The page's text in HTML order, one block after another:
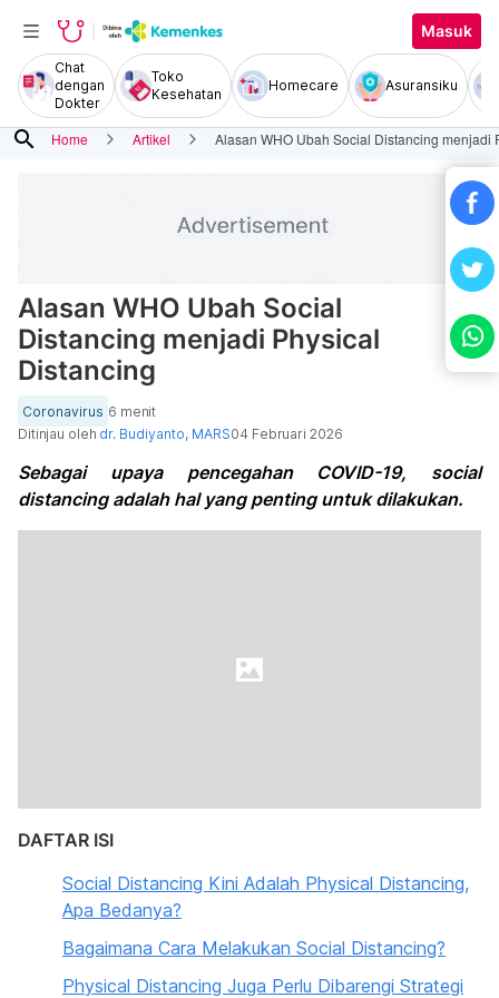
Masuk
Chat
dengan
Dokter
Toko
Kesehatan
Homecare Asuransiku
search Home Artikel Alasan WHO Ubah Social Distancing menjadi
Alasan WHO Ubah Social
Distancing menjadi Physical
Distancing
Coronavirus 6 menit
Ditinjau oleh dr. Budiyanto, MARS04 Februari 2026
Sebagai upaya pencegahan COVID-19, social
distancing adalah hal yang penting untuk dilakukan.
DAFTAR ISI
Social Distancing Kini Adalah Physical Distancing,
Apa Bedanya?
Bagaimana Cara Melakukan Social Distancing?
Physical Distancing Juga Perlu Dibarengi Strategi